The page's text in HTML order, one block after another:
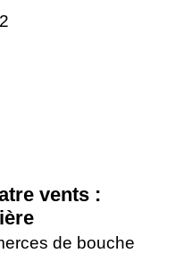
vents :
de bouche